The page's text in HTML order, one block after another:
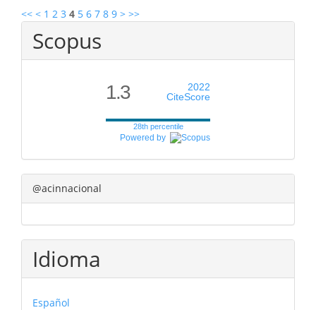
<< < 1 2 3 4 5 6 7 8 9 > >>
Scopus
1.3
2022
CiteScore
28th percentile
Powered by
@acinnacional
Idioma
Español